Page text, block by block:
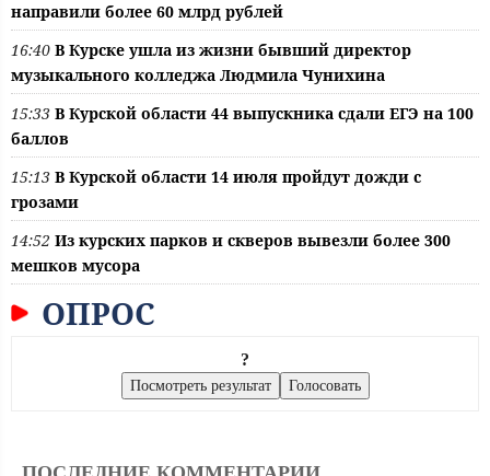
направили более 60 млрд рублей
16:40 В Курске ушла из жизни бывший директор
музыкального колледжа Людмила Чунихина
15:33 В Курской области 44 выпускника сдали ЕГЭ на 100
баллов
15:13 В Курской области 14 июля пройдут дожди с
грозами
14:52 Из курских парков и скверов вывезли более 300
мешков мусора
ОПРОС
?